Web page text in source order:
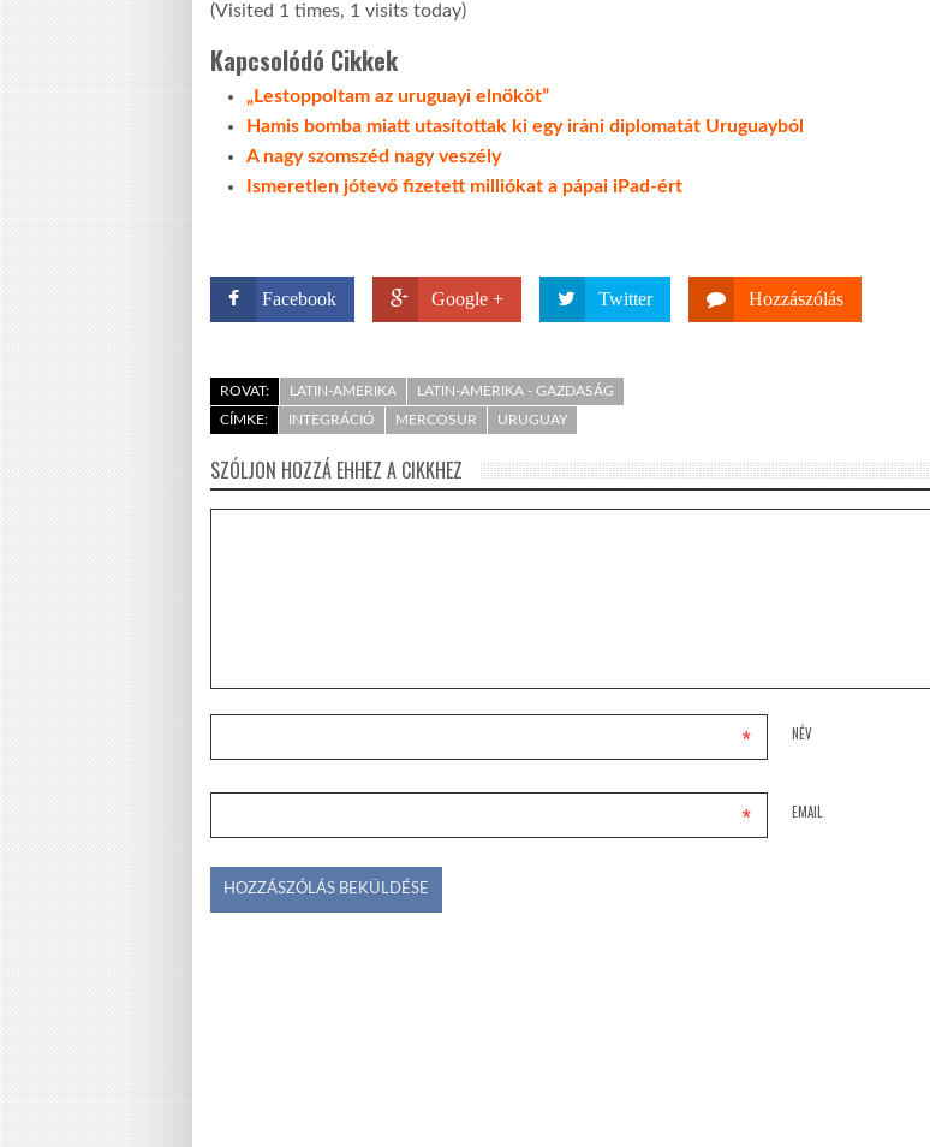
(Visited 1 times, 1 visits today)
Kapcsolódó Cikkek
„Lestoppoltam az uruguayi elnököt”
Hamis bomba miatt utasítottak ki egy iráni diplomatát Uruguayból
A nagy szomszéd nagy veszély
Ismeretlen jótevő fizetett milliókat a pápai iPad-ért
Facebook Google + Twitter Hozzászólás
ROVAT: LATIN-AMERIKA
LATIN-AMERIKA - GAZDASÁG
CÍMKE:
INTEGRÁCIÓ MERCOSUR URUGUAY
SZÓLJON HOZZÁ EHHEZ A CIKKHEZ
NÉV
*
EMAIL
*